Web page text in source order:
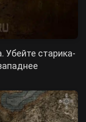
Убейте старика-